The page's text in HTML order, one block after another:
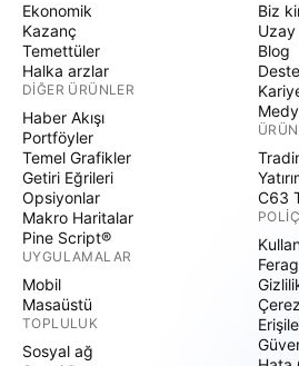
Ekonomik
Kazanç
Temettüler
Halka arzlar
DIĞER ÜRÜNLER
Haber Akışı
Portföyler
Temel Grafikler
Getiri Eğrileri
Opsiyonlar
Makro Haritalar
Pine Script®
UYGULAMALAR
Mobil
Masaüstü
TOPLULUK
Sosyal ağ
Biz
Blog
ÜRÜN
C63